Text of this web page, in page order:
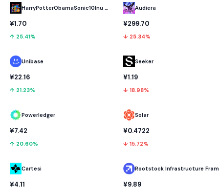
HarryPotterObamaSonic10Inu (ETH)
¥1.70
↑ 25.41%
Unibase
¥22.16
↑ 21.23%
Powerledger
¥7.42
↑ 20.60%
Cartesi
¥4.11
Audiera
¥299.70
↓ 25.34%
Seeker
¥1.19
↓ 18.98%
Solar
¥0.4722
↓ 15.72%
¥9.89